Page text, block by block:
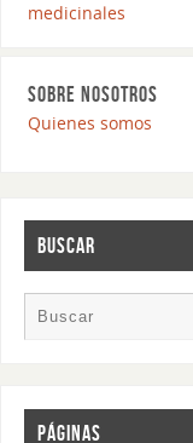
medicinales
SOBRE NOSOTROS
Quienes somos
BUSCAR
PÁGINAS